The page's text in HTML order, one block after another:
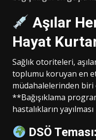
Aşılar
Hayat
Sağlık otoriteleri,
toplumu koruyan en
müdahalelerinden
**Bağışıklama
hastalıkların
DSÖ